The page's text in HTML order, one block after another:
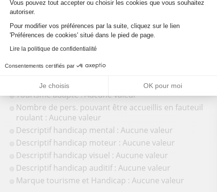
Accueil des personnes en situation de handicap
Tourisme adapté : Aucune valeur
Nombre de pers. pouvant être accueillis en fauteuil
roulant : Aucune valeur
Descriptif handicap mental : Aucune valeur
Descriptif handicap moteur : Aucune valeur
Descriptif handicap visuel : Aucune valeur
Descriptif handicap auditif : Aucune valeur
Marque tourisme et Handicap : Aucune valeur
Vous pouvez tout accepter ou choisir les cookies que vous souhaitez
autoriser.
Pour modifier vos préférences par la suite, cliquez sur le lien
'Préférences de cookies' situé dans le pied de page.
Lire la politique de confidentialité
Consentements certifiés par
Je choisis OK pour moi